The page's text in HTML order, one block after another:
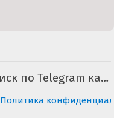
© 2026 Tgvse — каталог и поиск по Telegram каналам (неофициальный). По всем вопросам пишите на tgvse.ru@gmail.com
Политика